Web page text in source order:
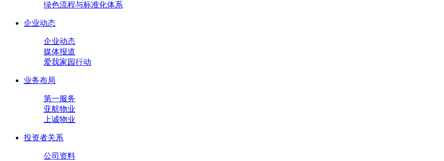
绿色流程与标准化体系
企业动态
企业动态
媒体报道
爱我家园行动
业务布局
第一服务
亚航物业
上诚物业
投资者关系
公司资料